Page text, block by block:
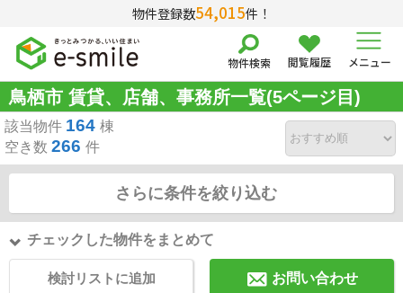
物件登録数54,015件！
物件検索 閲覧履歴 メニュー
鳥栖市 賃貸、店舗、事務所一覧(5ページ目)
該当物件 164 棟
空き数 266 件
さらに条件を絞り込む
チェックした物件をまとめて
検討リストに追加 お問い合わせ